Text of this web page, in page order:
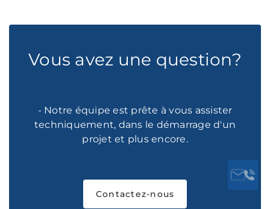
Vous avez une question?
- Notre équipe est prête à vous assister
techniquement, dans le démarrage d'un
projet et plus encore.
Contactez-nous